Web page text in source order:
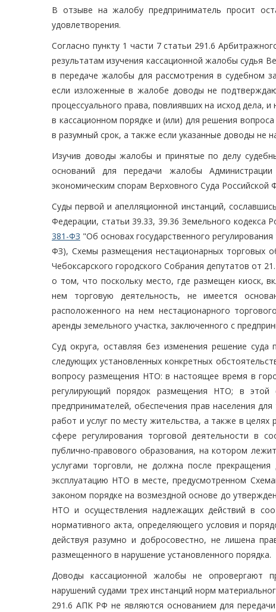
В отзыве на жалобу предприниматель просит
удовлетворения.
Согласно пункту 1 части 7 статьи 291.6
результатам изучения кассационной жалобы судья
в передаче жалобы для рассмотрения в судебном
если изложенные в жалобе доводы не
процессуального права, повлиявших на исход дела,
в кассационном порядке и (или) для решения
в разумный срок, а также если указанные доводы не
Изучив доводы жалобы и принятые по делу
оснований для передачи жалобы
экономическим спорам Верховного Суда Российской
Суды первой и апелляционной инстанций,
Федерации, статьи 39.33, 39.36 Земельного кодекса
381-ФЗ "Об основах государственного
ФЗ), Схемы размещения нестационарных торговых
Чебоксарского городского Собрания депутатов от
о том, что поскольку место, где размещен киоск,
нем торговую деятельность, не имеется
расположенного на нем нестационарного
аренды земельного участка, заключенного с
Суд округа, оставляя без изменения решение суда
следующих установленных конкретных
вопросу размещения НТО: в настоящее время в
регулирующий порядок размещения НТО; в этой
предпринимателей, обеспечения прав населения
работ и услуг по месту жительства, а также в
сфере регулирования торговой деятельности в
публично-правового образования, на котором
услугами торговли, не должна после
эксплуатацию НТО в месте, предусмотренном
законом порядке на возмездной основе до
НТО и осуществления надлежащих действий в
нормативного акта, определяющего условия и
действуя разумно и добросовестно, не лишена
размещенного в нарушение установленного порядка.
Доводы кассационной жалобы не опровергают
нарушений судами трех инстанций норм
291.6 АПК РФ не являются основанием для